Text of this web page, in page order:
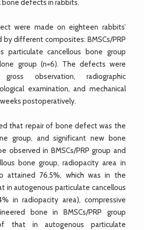
bone defects in rabbits.
were made on eighteen rabbits’
by different composites: BMSCs/PRP
particulate cancellous bone group
group (n=6). The defects were
observation, radiographic
examination, and mechanical
postoperatively.
that repair of bone defect was the
group, and significant new bone
observed in BMSCs/PRP group and
bone group, radiopacity area in
attained 76.5%, which was in the
in autogenous particulate cancellous
in radiopacity area), compressive
bone in BMSCs/PRP group
that in autogenous particulate